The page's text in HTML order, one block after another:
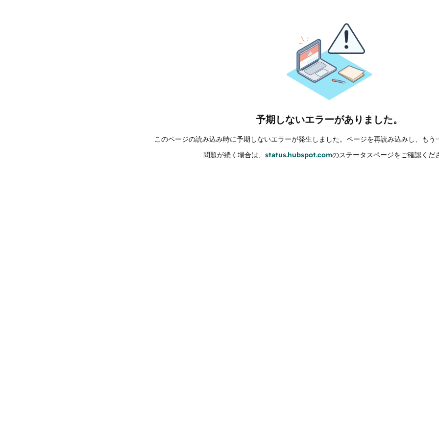
予期しないエラーがありました。
このページの読み込み時に予期しないエラーが発生しました。ページを再読み込みし、もう
問題が続く場合は、 status.hubspot.comのステータスページをご確認くだ